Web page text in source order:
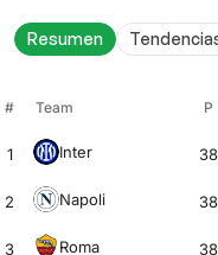
Resumen
# Team P
1 Inter 38
2 Napoli 38
3 Roma 38